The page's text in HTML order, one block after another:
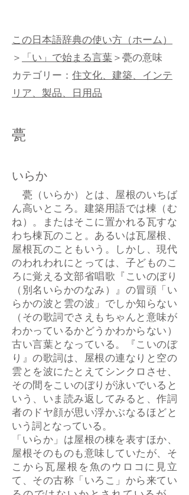
この日本語辞典の使い方（ホーム）
＞「い」で始まる言葉＞甍の意味
カテゴリー： 住文化、建築、インテ
リア、製品、日用品
甍
いらか
甍（いらか）とは、屋根のいちば
ん高いところ。建築用語では棟（む
ね）。またはそこに置かれる瓦すな
わち棟瓦のこと。あるいは瓦屋根、
屋根瓦のこともいう。しかし、現代
のわれわれにとっては、子どものこ
ろに覚える文部省唱歌『こいのぼり
（別名いらかのなみ）』の冒頭「い
らかの波と雲の波」でしか知らない
（その歌詞でさえもちゃんと意味が
わかっているかどうかわからない）
古い言葉となっている。『こいのぼ
り』の歌詞は、屋根の連なりと空の
雲とを波にたとえてシンクロさせ、
その間をこいのぼりが泳いでいると
いう、いま読み返してみると、作詞
者のドヤ顔が思い浮かぶなるほどと
いう詞となっている。
「いらか」は屋根の棟を表すほか、
屋根そのものも意味していたが、そ
こから瓦屋根を魚のウロコに見立
て、その古称「いろこ」から来てい